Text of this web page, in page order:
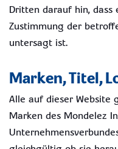
Dritten darauf hin, dass
Zustimmung der
untersagt ist.
Marken, Titel,
Alle auf dieser Website
Marken des Mondelez